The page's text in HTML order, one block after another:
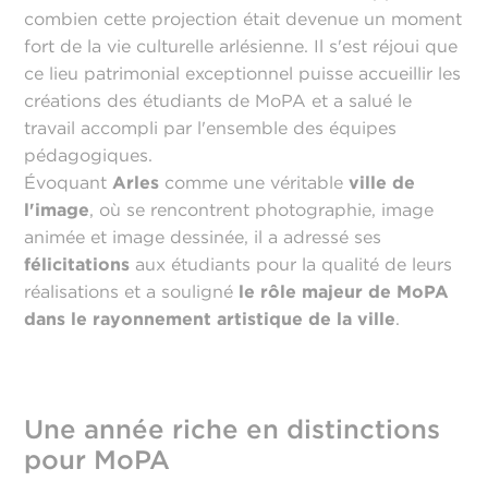
combien cette projection était devenue un moment
fort de la vie culturelle arlésienne. Il s'est réjoui que
ce lieu patrimonial exceptionnel puisse accueillir les
créations des étudiants de MoPA et a salué le
travail accompli par l'ensemble des équipes
pédagogiques.
ÉvoquantArles comme une véritableville de
l'image, où se rencontrent photographie, image
animée et image dessinée, il a adressé ses
félicitations aux étudiants pour la qualité de leurs
réalisations et a souligné le rôle majeur de MoPA
dans le rayonnement artistique de la ville.
Une année riche en distinctions
pour MoPA